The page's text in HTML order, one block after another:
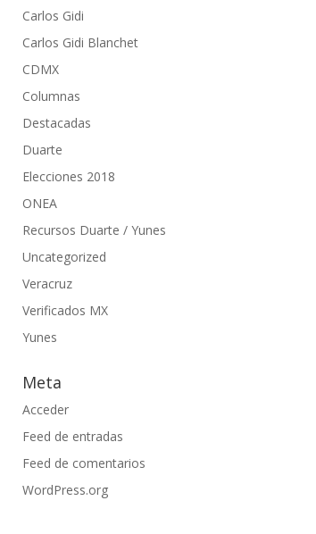
Carlos Gidi
Carlos Gidi Blanchet
CDMX
Columnas
Destacadas
Duarte
Elecciones 2018
ONEA
Recursos Duarte / Yunes
Uncategorized
Veracruz
Verificados MX
Yunes
Meta
Acceder
Feed de entradas
Feed de comentarios
WordPress.org